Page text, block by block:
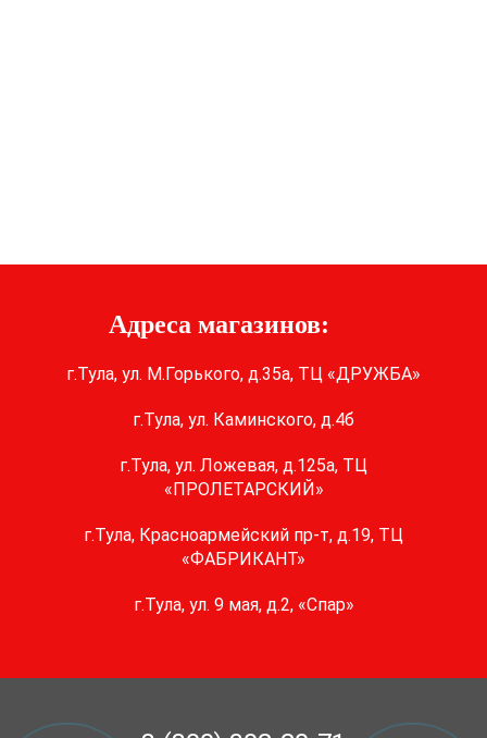
Адреса магазинов:
г.Тула, ул. М.Горького, д.35а, ТЦ «ДРУЖБА»
г.Тула, ул. Каминского, д.4б
г.Тула, ул. Ложевая, д.125а, ТЦ
«ПРОЛЕТАРСКИЙ»
г.Тула, Красноармейский пр-т, д.19, ТЦ
«ФАБРИКАНТ»
г.Тула, ул. 9 мая, д.2, «Спар»